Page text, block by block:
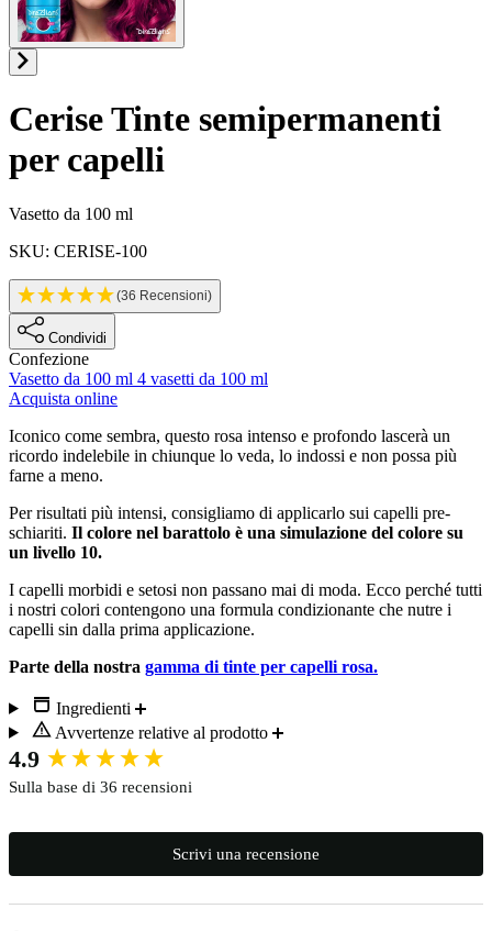
CeriseTinte semipermanenti
per capelli
Informazioni sul prodotto
Vasetto da 100 ml
SKU: CERISE-100
(36 Recensioni)
Condividi
Confezione
Vasetto da 100 ml 4 vasetti da 100 ml
Acquista online
Description
Iconico come sembra, questo rosa intenso e profondo lascerà un
ricordo indelebile in chiunque lo veda, lo indossi e non possa più
farne a meno.
Per risultati più intensi, consigliamo di applicarlo sui capelli pre-
schiariti. Il colore nel barattolo è una simulazione del colore su
un livello 10.
I capelli morbidi e setosi non passano mai di moda. Ecco perché tutti
i nostri colori contengono una formula condizionante che nutre i
capelli sin dalla prima applicazione.
Parte della nostra gamma di tinte per capelli rosa.
Ingredienti
Avvertenze relative al prodotto
4.9
Sulla base di 36 recensioni
Scrivi una recensione
New content loaded